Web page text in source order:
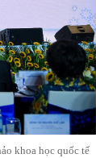
khoa học quốc tế